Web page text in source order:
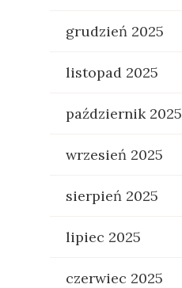
grudzień 2025
listopad 2025
październik 2025
wrzesień 2025
sierpień 2025
lipiec 2025
czerwiec 2025